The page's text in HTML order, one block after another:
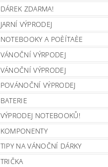
DÁREK ZDARMA!
JARNÍ VÝPRODEJ
NOTEBOOKY A POÈÍTAÈE
VÁNOČNÍ VÝRPODEJ
VÁNOČNÍ VÝPRODEJ
POVÁNOČNÍ VÝPRODEJ
BATERIE
VÝPRODEJ NOTEBOOKŮ!
KOMPONENTY
TIPY NA VÁNOČNÍ DÁRKY
TRIČKA